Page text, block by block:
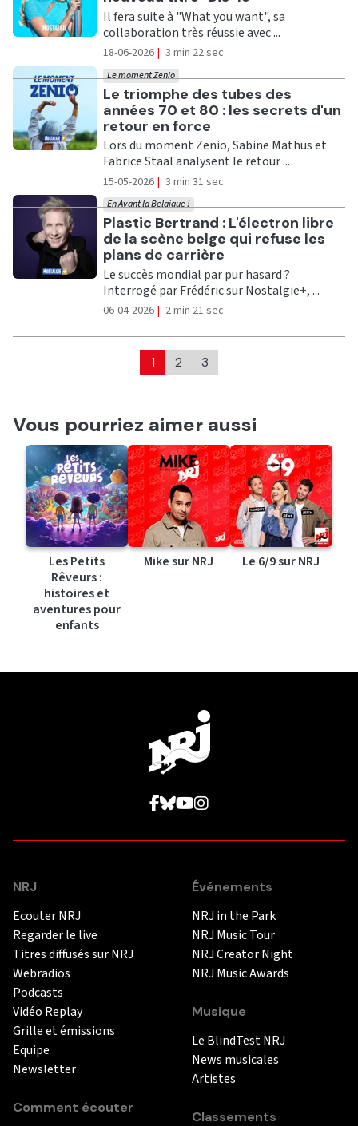
Il fera suite à "What you want", sa
collaboration très réussie avec ...
18-06-2026 | 3 min 22 sec
Ecouter
Le triomphe des tubes des
années 70 et 80 : les secrets d'un
retour en force
Le moment Zenio
Lors du moment Zenio, Sabine Mathus et
Fabrice Staal analysent le retour ...
15-05-2026 | 3 min 31 sec
Ecouter
Plastic Bertrand : L'électron libre
de la scène belge qui refuse les
plans de carrière
En Avant la Belgique !
Le succès mondial par pur hasard ?
Interrogé par Frédéric sur Nostalgie+, ...
06-04-2026 | 2 min 21 sec
1 2 3
Vous pourriez aimer aussi
Les Petits
Rêveurs :
histoires et
aventures pour
enfants
Mike sur NRJ Le 6/9 sur NRJ
NRJ
Ecouter NRJ
Regarder le live
Titres diffusés sur NRJ
Webradios
Podcasts
Vidéo Replay
Grille et émissions
Equipe
Newsletter
Comment écouter
Événements
NRJ in the Park
NRJ Music Tour
NRJ Creator Night
NRJ Music Awards
Musique
Le BlindTest NRJ
News musicales
Artistes
Classements